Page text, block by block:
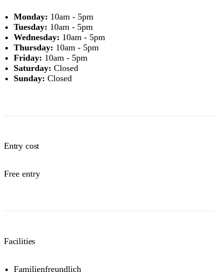
Monday: 10am - 5pm
Tuesday: 10am - 5pm
Wednesday: 10am - 5pm
Thursday: 10am - 5pm
Friday: 10am - 5pm
Saturday: Closed
Sunday: Closed
Entry cost
Free entry
Facilities
Familienfreundlich